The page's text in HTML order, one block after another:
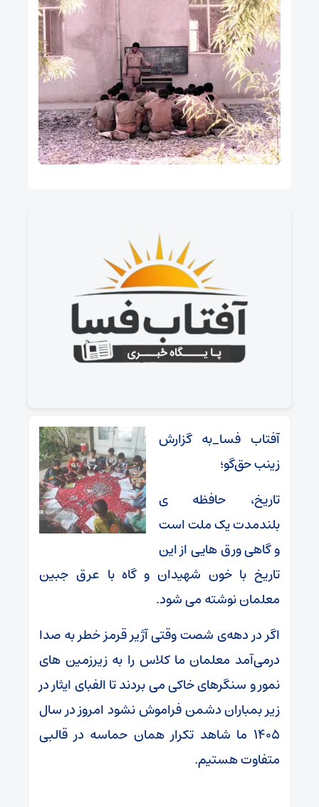
آفتاب فسا_به گزارش
زینب حق‌گو؛
تاریخ، حافظه‌ ی
بلندمدت یک ملت است
و گاهی ورق‌ هایی از این
تاریخ با خون شهیدان و گاه با عرق جبین
معلمان نوشته می‌ شود.
اگر در دهه‌ی شصت وقتی آژیر قرمز خطر به صدا
درمی‌آمد معلمان ما کلاس را به زیرزمین‌ های
نمور و سنگرهای خاکی می‌ بردند تا الفبای ایثار در
زیر بمباران دشمن فراموش نشود امروز در سال
۱۴۰۵ ما شاهد تکرار همان حماسه در قالبی
متفاوت هستیم.